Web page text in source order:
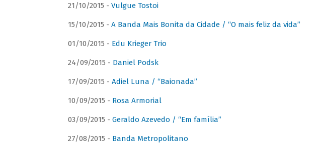
21/10/2015 - Vulgue Tostoi
15/10/2015 - A Banda Mais Bonita da Cidade / “O mais feliz da vida”
01/10/2015 - Edu Krieger Trio
24/09/2015 - Daniel Podsk
17/09/2015 - Adiel Luna / “Baionada”
10/09/2015 - Rosa Armorial
03/09/2015 - Geraldo Azevedo / “Em família”
27/08/2015 - Banda Metropolitano